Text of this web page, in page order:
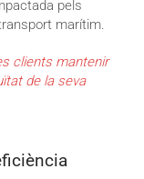
pels
marítim.
clients mantenir
de la seva